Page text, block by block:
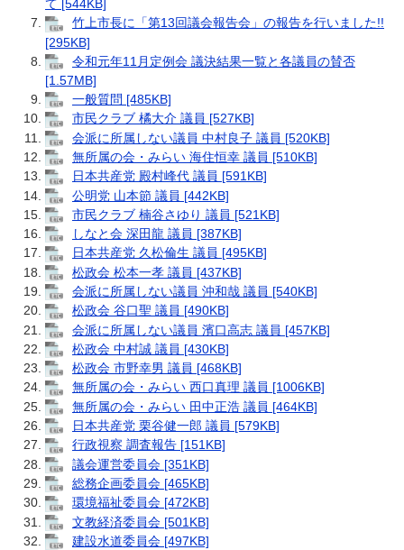
て [544KB]
竹上市長に「第13回議会報告会」の報告を行いました!!
[295KB]
令和元年11月定例会 議決結果一覧と各議員の賛否
[1.57MB]
一般質問 [485KB]
市民クラブ 橘大介 議員 [527KB]
会派に所属しない議員 中村良子 議員 [520KB]
無所属の会・みらい 海住恒幸 議員 [510KB]
日本共産党 殿村峰代 議員 [591KB]
公明党 山本節 議員 [442KB]
市民クラブ 楠谷さゆり 議員 [521KB]
しなと会 深田龍 議員 [387KB]
日本共産党 久松倫生 議員 [495KB]
松政会 松本一孝 議員 [437KB]
会派に所属しない議員 沖和哉 議員 [540KB]
松政会 谷口聖 議員 [490KB]
会派に所属しない議員 濱口高志 議員 [457KB]
松政会 中村誠 議員 [430KB]
松政会 市野幸男 議員 [468KB]
無所属の会・みらい 西口真理 議員 [1006KB]
無所属の会・みらい 田中正浩 議員 [464KB]
日本共産党 栗谷健一郎 議員 [579KB]
行政視察 調査報告 [151KB]
議会運営委員会 [351KB]
総務企画委員会 [465KB]
環境福祉委員会 [472KB]
文教経済委員会 [501KB]
建設水道委員会 [497KB]